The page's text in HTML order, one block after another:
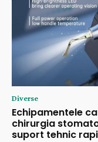
Diverse
Echipamentele
chirurgia
suport tehnic